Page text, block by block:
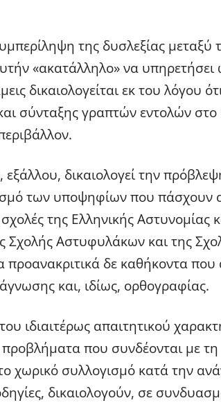
της δυσλεξίας
«ακατάλληλο» να υπηρετήσει
δικαιολογείται εκ του λόγου
σύνταξης γραπτών εντολών
εξάλλου, δικαιολογεί την
των υποψηφίων που πάσχουν
της Ελληνικής
Σχολής Αστυφυλάκων και της
προανακριτικά δε καθήκοντα
και, ιδίως, ορθογραφίας.
ιδιαιτέρως απαιτητικού
που συνδέονται με
χωρικό συλλογισμό κατά την
δικαιολογούν, σε